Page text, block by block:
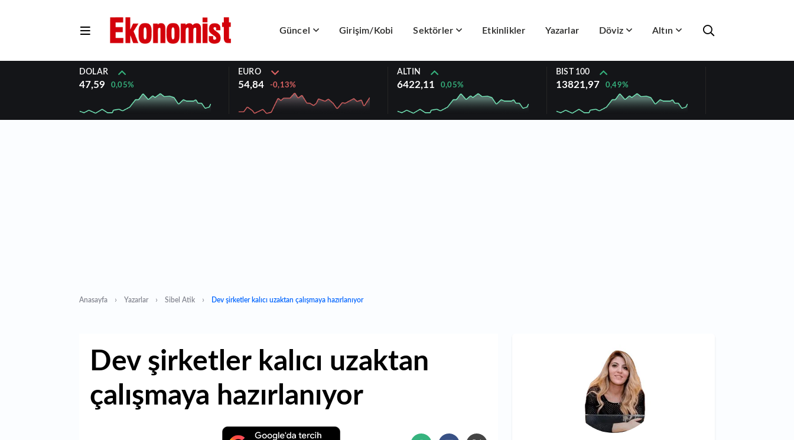
Güncel Girişim/Kobi Sektörler Etkinlikler Yazarlar Döviz Altın
DOLAR
47,59 0,05%
EURO
54,84 -0,13%
ALTIN
6422,11 0,05%
BIST 100
13821,97 0,49%
Anasayfa Yazarlar Sibel Atik Dev şirketler kalıcı uzaktan çalışmaya hazırlanıyor
Dev şirketler kalıcı uzaktan
çalışmaya hazırlanıyor